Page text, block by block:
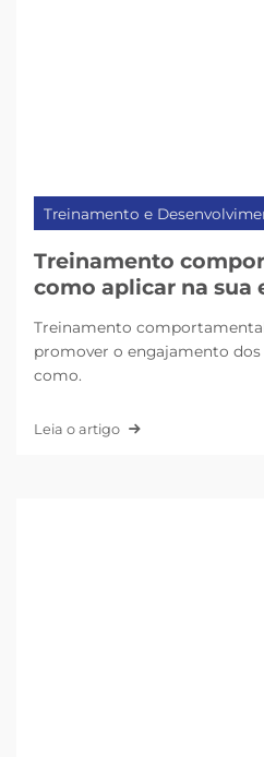
Treinamento e
Treinamento
como aplicar na sua
Treinamento
promover o engajamento dos
como.
Leia o artigo